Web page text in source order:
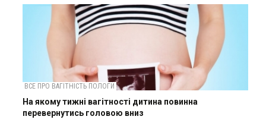
ВСЕ ПРО ВАГІТНІСТЬ ПОЛОГИ
На якому тижні вагітності дитина повинна
перевернутись головою вниз